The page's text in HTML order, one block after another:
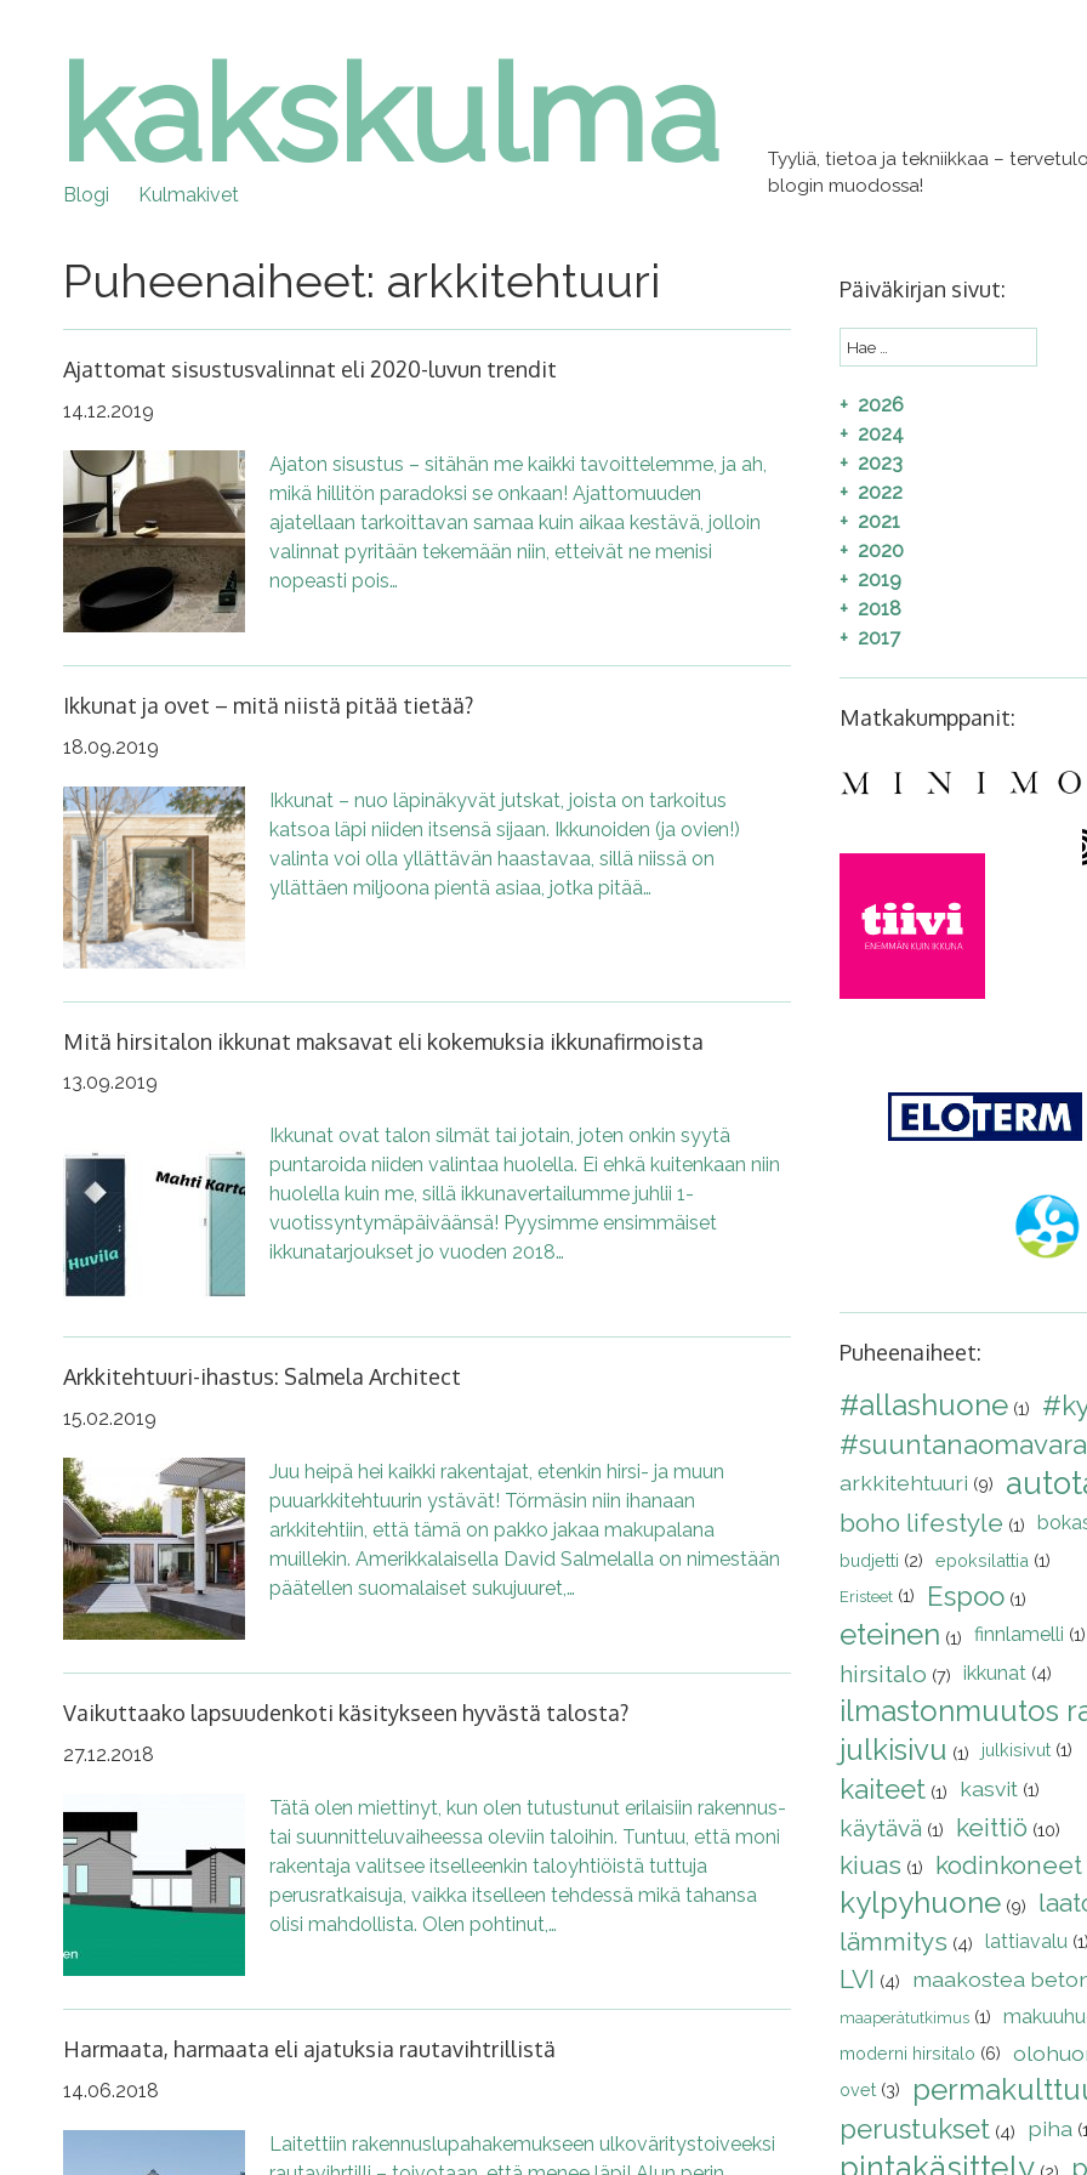
Skip
contentkakskulma
Blogi Kulmakivet
Tyyliä, tietoa ja tekniikkaa –
blogin muodossa!
Puheenaiheet: arkkitehtuuri
Ajattomat sisustusvalinnat eli 2020-luvun trendit
14.12.2019
Ajaton sisustus – sitähän me kaikki tavoittelemme, ja ah,
mikä hillitön paradoksi se onkaan! Ajattomuuden
ajatellaan tarkoittavan samaa kuin aikaa kestävä, jolloin
valinnat pyritään tekemään niin, etteivät ne menisi
nopeasti pois…
Ikkunat ja ovet – mitä niistä pitää tietää?
18.09.2019
Ikkunat – nuo läpinäkyvät jutskat, joista on tarkoitus
katsoa läpi niiden itsensä sijaan. Ikkunoiden (ja ovien!)
valinta voi olla yllättävän haastavaa, sillä niissä on
yllättäen miljoona pientä asiaa, jotka pitää…
Mitä hirsitalon ikkunat maksavat eli kokemuksia ikkunafirmoista
13.09.2019
Ikkunat ovat talon silmät tai jotain, joten onkin syytä
puntaroida niiden valintaa huolella. Ei ehkä kuitenkaan niin
huolella kuin me, sillä ikkunavertailumme juhlii 1-
vuotissyntymäpäiväänsä! Pyysimme ensimmäiset
ikkunatarjoukset jo vuoden 2018…
Arkkitehtuuri-ihastus: Salmela Architect
15.02.2019
Juu heipä hei kaikki rakentajat, etenkin hirsi- ja muun
puuarkkitehtuurin ystävät! Törmäsin niin ihanaan
arkkitehtiin, että tämä on pakko jakaa makupalana
muillekin. Amerikkalaisella David Salmelalla on nimestään
päätellen suomalaiset sukujuuret,…
Vaikuttaako lapsuudenkoti käsitykseen hyvästä talosta?
27.12.2018
Tätä olen miettinyt, kun olen tutustunut erilaisiin rakennus-
tai suunnitteluvaiheessa oleviin taloihin. Tuntuu, että moni
rakentaja valitsee itselleenkin taloyhtiöistä tuttuja
perusratkaisuja, vaikka itselleen tehdessä mikä tahansa
olisi mahdollista. Olen pohtinut,…
Harmaata, harmaata eli ajatuksia rautavihtrillistä
14.06.2018
Laitettiin rakennuslupahakemukseen ulkoväritystoiveeksi
Päiväkirjan sivut:
2026
2024
2023
2022
2021
2020
2019
2018
2017
Matkakumppanit:
Puheenaiheet:
#allashuone (1)
arkkitehtuuri (9)
boho lifestyle (1)
budjetti (2) epoksilattia (1)
Eristeet (1) Espoo (1)
eteinen (1) finnlamelli (1)
hirsitalo (7) ikkunat (4)
ilmastonmuutos
julkisivu (1) julkisivut (1)
kaiteet (1) kasvit (1)
käytävä (1) keittiö (10)
kiuas (1) kodinkoneet
kylpyhuone (9)
lämmitys (4) lattiavalu
LVI (4) maakostea
maaperätutkimus (1)
moderni hirsitalo (6)
ovet (3)
perustukset (4) piha